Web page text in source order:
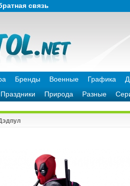
связь
Бренды Военные Графика
Праздники Природа Разные